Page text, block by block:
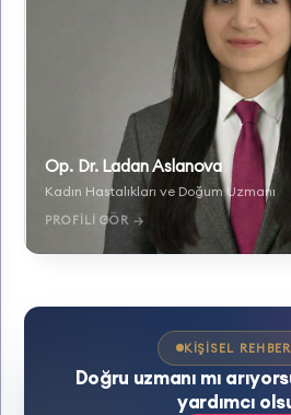
Op. Dr. Ladan Aslanova
Kadın Hastalıkları ve Doğum Uzmanı
PROFILI GÖR →
KIŞISEL
Doğru uzmanı mı
yardımcı